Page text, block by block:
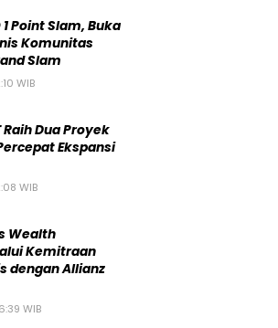
Point Slam, Buka
Komunitas
Slam
WIB
Raih Dua Proyek
Ekspansi
WIB
Wealth
Kemitraan
dengan Allianz
WIB